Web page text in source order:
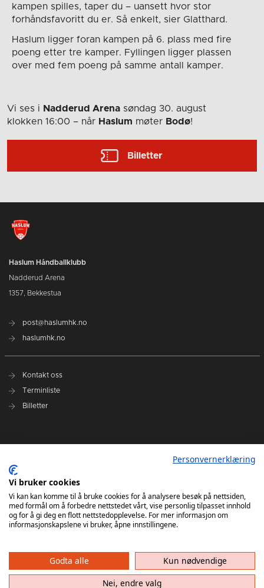
kampen spilles, taper du – uansett hvor stor
forhåndsfavoritt du er. Så enkelt, sier Glatthard.
Haslum ligger foran kampen på 6. plass med fire
poeng etter tre kamper. Fyllingen ligger plassen
over med fem poeng på samme antall kamper.
Vi ses i Nadderud Arena søndag 30. august
klokken 16:00 – når Haslum møter Bodø!
Billetter
Haslum Håndballklubb
Nadderud Arena
1357, Bekkestua
post@haslumhk.no
haslumhk.no
Kontakt oss
Terminliste
Billetter
Ansvarlig redaktør: Tore Solberg
Haslum HK har ikke ansvar for innhold på eksterne nettsider som det lenkes til. Kopiering
av materiale fra Haslum HK for bruk annet sted er ikke tillatt uten avtale.
Personvernerklæring
Vi bruker cookies
Vi kan kan komme til å bruke cookies for å analysere besøk på nettsiden,
med formål om å forbedre nettstedet vårt, vise personlig tilpasset innhold
og for å gi deg en flott nettstedopplevelse. For mer informasjon om
informasjonskapslene vi bruker, åpne innstillingene.
Godta alle
Kun nødvendige
Nei, endre valg